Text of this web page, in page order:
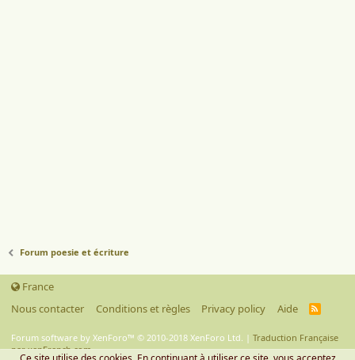
Forum poesie et écriture
France
Nous contacter
Conditions et règles Privacy policy Aide
R
S
Forum software by XenForo™ © 2010-2018 XenForo Ltd. | Traduction Française
par xenFrench.com.